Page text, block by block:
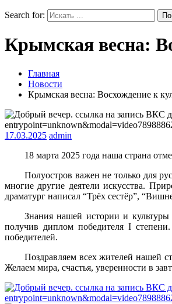
Search for:
Крымская весна:
Главная
Новости
Крымская весна: Восхождение к
17.03.2025 admin
18 марта 2025 года наша страна
Полуостров важен не только для
многие другие деятели искусства.
драматург написал “Трёх сестёр”,
Знания нашей истории и культуры
получив диплом победителя I
победителей.
Поздравляем всех жителей нашей
Желаем мира, счастья, уверенности в